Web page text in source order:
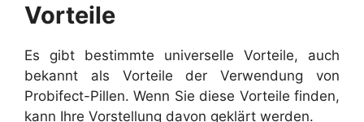
Vorteile
Es gibt bestimmte universelle Vorteile, auch
bekannt als Vorteile der Verwendung von
Probifect-Pillen. Wenn Sie diese Vorteile finden,
kann Ihre Vorstellung davon geklärt werden.